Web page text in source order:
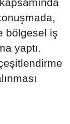
bölgesel iş
yaptı.